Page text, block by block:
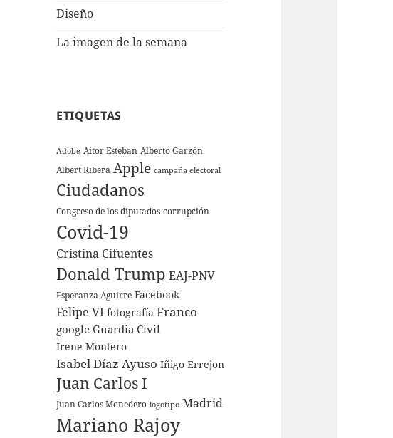
Diseño
La imagen de la semana
ETIQUETAS
Adobe Aitor Esteban Alberto Garzón
Albert Ribera Apple campaña electoral
Ciudadanos
Congreso de los diputados corrupción
Covid-19
Cristina Cifuentes
Donald Trump EAJ-PNV
Esperanza Aguirre Facebook
Felipe VI fotografía Franco
google Guardia Civil
Irene Montero
Isabel Díaz Ayuso Iñigo Errejon
Juan Carlos I
Juan Carlos Monedero logotipo Madrid
Mariano Rajoy